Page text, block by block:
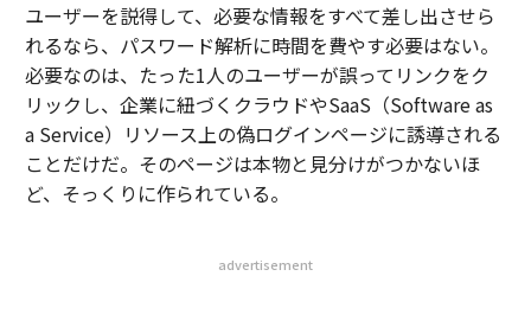
ユーザーを説得して、必要な情報をすべて差し出させら
れるなら、パスワード解析に時間を費やす必要はない。
必要なのは、たった1人のユーザーが誤ってリンクをク
リックし、企業に紐づくクラウドやSaaS（Software as
a Service）リソース上の偽ログインページに誘導される
ことだけだ。そのページは本物と見分けがつかないほ
ど、そっくりに作られている。
advertisement